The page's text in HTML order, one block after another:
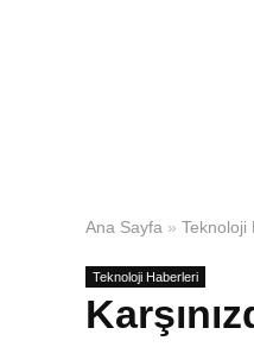
Ana Sayfa » Teknoloji
Teknoloji Haberleri